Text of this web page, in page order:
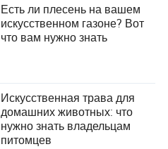
Есть ли плесень на вашем
искусственном газоне? Вот
что вам нужно знать
Искусственная трава для
домашних животных: что
нужно знать владельцам
питомцев